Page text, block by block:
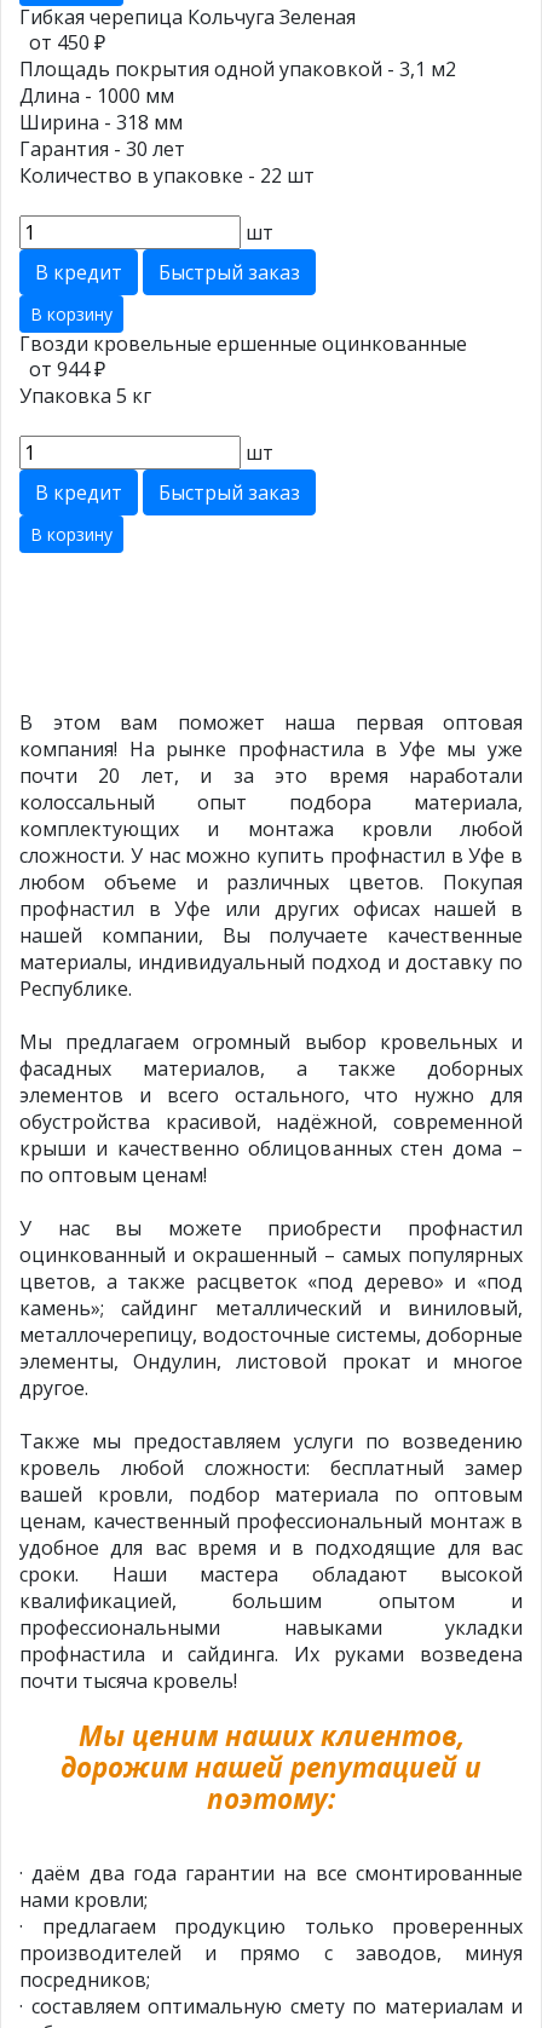
Гибкая черепица Кольчуга Зеленая
от 450 ₽
Площадь покрытия одной упаковкой - 3,1 м2
Длина - 1000 мм
Ширина - 318 мм
Гарантия - 30 лет
Количество в упаковке - 22 шт
шт
В кредит
Быстрый заказ
В корзину
Гвозди кровельные ершенные оцинкованные
от 944 ₽
Упаковка 5 кг
шт
В кредит
Быстрый заказ
В корзину
В этом вам поможет наша первая оптовая
компания! На рынке профнастила в Уфе мы уже
почти 20 лет, и за это время наработали
колоссальный опыт подбора материала,
комплектующих и монтажа кровли любой
сложности. У нас можно купить профнастил в Уфе в
любом объеме и различных цветов. Покупая
профнастил в Уфе или других офисах нашей в
нашей компании, Вы получаете качественные
материалы, индивидуальный подход и доставку по
Республике.
Мы предлагаем огромный выбор кровельных и
фасадных материалов, а также доборных
элементов и всего остального, что нужно для
обустройства красивой, надёжной, современной
крыши и качественно облицованных стен дома –
по оптовым ценам!
У нас вы можете приобрести профнастил
оцинкованный и окрашенный – самых популярных
цветов, а также расцветок «под дерево» и «под
камень»; сайдинг металлический и виниловый,
металлочерепицу, водосточные системы, доборные
элементы, Ондулин, листовой прокат и многое
другое.
Также мы предоставляем услуги по возведению
кровель любой сложности: бесплатный замер
вашей кровли, подбор материала по оптовым
ценам, качественный профессиональный монтаж в
удобное для вас время и в подходящие для вас
сроки. Наши мастера обладают высокой
квалификацией, большим опытом и
профессиональными навыками укладки
профнастила и сайдинга. Их руками возведена
почти тысяча кровель!
Мы ценим наших клиентов,
дорожим нашей репутацией и
поэтому:
· даём два года гарантии на все смонтированные
нами кровли;
· предлагаем продукцию только проверенных
производителей и прямо с заводов, минуя
посредников;
· составляем оптимальную смету по материалам и